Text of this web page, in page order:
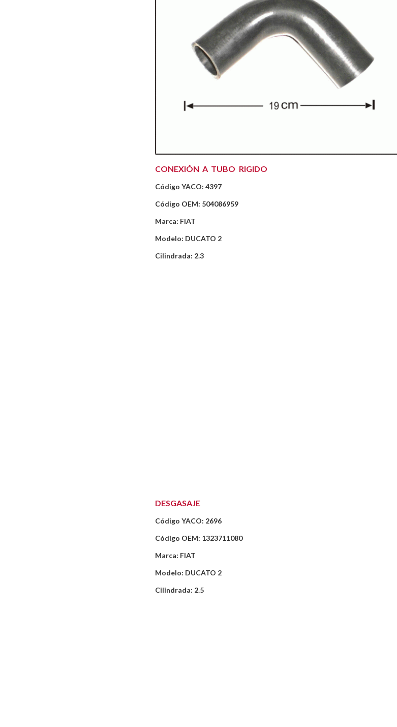
CONEXIÓN A TUBO RIGIDO
Código YACO: 4397
Código OEM: 504086959
Marca: FIAT
Modelo: DUCATO 2
Cilindrada: 2.3
DESGASAJE
Código YACO: 2696
Código OEM: 1323711080
Marca: FIAT
Modelo: DUCATO 2
Cilindrada: 2.5